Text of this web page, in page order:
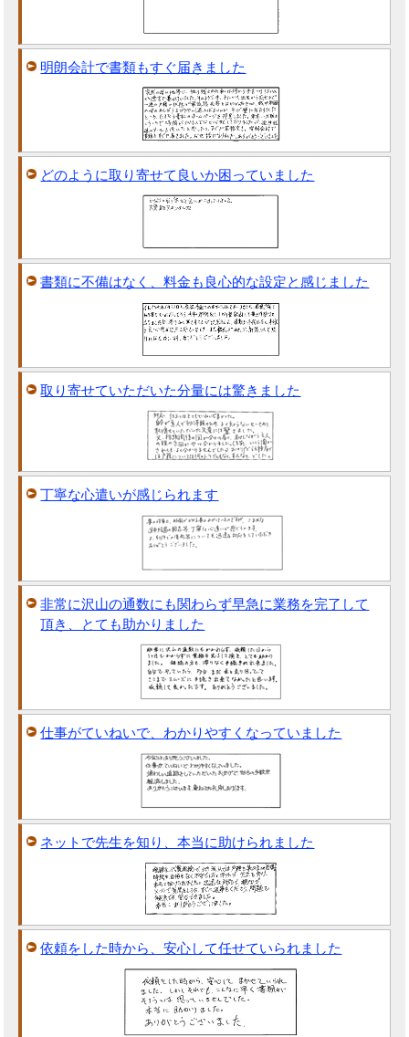
明朗会計で書類もすぐ届きました
どのように取り寄せて良いか困っていました
書類に不備はなく、料金も良心的な設定と感じました
取り寄せていただいた分量には驚きました
丁寧な心遣いが感じられます
非常に沢山の通数にも関わらず早急に業務を完了して
頂き、とても助かりました
仕事がていねいで、わかりやすくなっていました
ネットで先生を知り、本当に助けられました
依頼をした時から、安心して任せていられました